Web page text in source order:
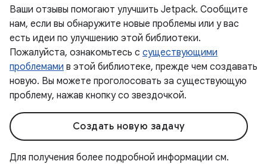
Ваши отзывы помогают улучшить Jetpack. Сообщите
нам, если вы обнаружите новые проблемы или у вас
есть идеи по улучшению этой библиотеки.
Пожалуйста, ознакомьтесь с существующими
проблемами в этой библиотеке, прежде чем создавать
новую. Вы можете проголосовать за существующую
проблему, нажав кнопку со звездочкой.
Создать новую задачу
Для получения более подробной информации см.